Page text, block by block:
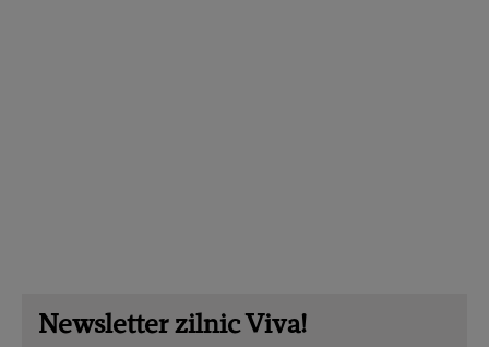
Newsletter zilnic Viva!